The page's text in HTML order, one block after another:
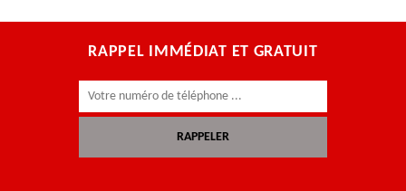
RAPPEL IMMÉDIAT ET GRATUIT